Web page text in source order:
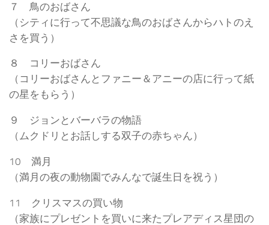
７ 鳥のおばさん
（シティに行って不思議な鳥のおばさんからハトのえ
さを買う）
８ コリーおばさん
（コリーおばさんとファニー＆アニーの店に行って紙
の星をもらう）
９ ジョンとバーバラの物語
（ムクドリとお話しする双子の赤ちゃん）
10 満月
（満月の夜の動物園でみんなで誕生日を祝う）
11 クリスマスの買い物
（家族にプレゼントを買いに来たプレアディス星団の